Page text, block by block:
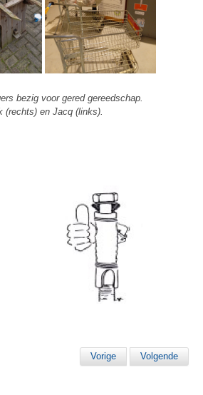
bezig voor gered gereedschap.
(rechts) en Jacq (links).
Vorige Volgende